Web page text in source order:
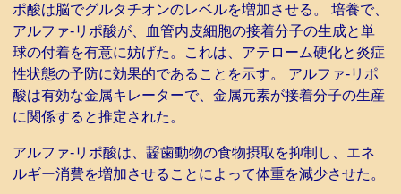
ポ酸は脳でグルタチオンのレベルを増加させる。 培養で、
アルファ-リポ酸が、血管内皮細胞の接着分子の生成と単
球の付着を有意に妨げた。これは、アテローム硬化と炎症
性状態の予防に効果的であることを示す。 アルファ-リポ
酸は有効な金属キレーターで、金属元素が接着分子の生産
に関係すると推定された。
アルファ-リポ酸は、齧歯動物の食物摂取を抑制し、エネ
ルギー消費を増加させることによって体重を減少させた。